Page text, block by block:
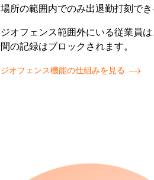
場所の範囲内でのみ出退勤打刻でき
ジオフェンス範囲外にいる従業員
間の記録はブロックされます。
ジオフェンス機能の仕組みを見る